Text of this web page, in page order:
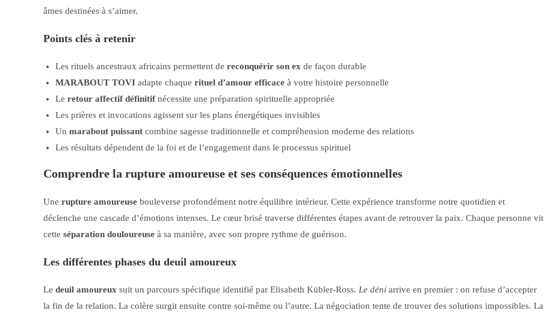
âmes destinées à s’aimer.
Points clés à retenir
Les rituels ancestraux africains permettent de reconquérir son ex de façon durable
MARABOUT TOVI adapte chaque rituel d’amour efficace à votre histoire personnelle
Le retour affectif définitif nécessite une préparation spirituelle appropriée
Les prières et invocations agissent sur les plans énergétiques invisibles
Un marabout puissant combine sagesse traditionnelle et compréhension moderne des relations
Les résultats dépendent de la foi et de l’engagement dans le processus spirituel
Comprendre la rupture amoureuse et ses conséquences émotionnelles
Une rupture amoureuse bouleverse profondément notre équilibre intérieur. Cette expérience transforme notre quotidien et
déclenche une cascade d’émotions intenses. Le cœur brisé traverse différentes étapes avant de retrouver la paix. Chaque personne vit
cette séparation douloureuse à sa manière, avec son propre rythme de guérison.
Les différentes phases du deuil amoureux
Le deuil amoureux suit un parcours spécifique identifié par Elisabeth Kübler-Ross. Le déni arrive en premier : on refuse d’accepter
la fin de la relation. La colère surgit ensuite contre soi-même ou l’autre. La négociation tente de trouver des solutions impossibles. La